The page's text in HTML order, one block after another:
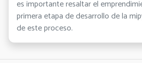
es importante resaltar el
primera etapa de desarrollo de la
de este proceso.